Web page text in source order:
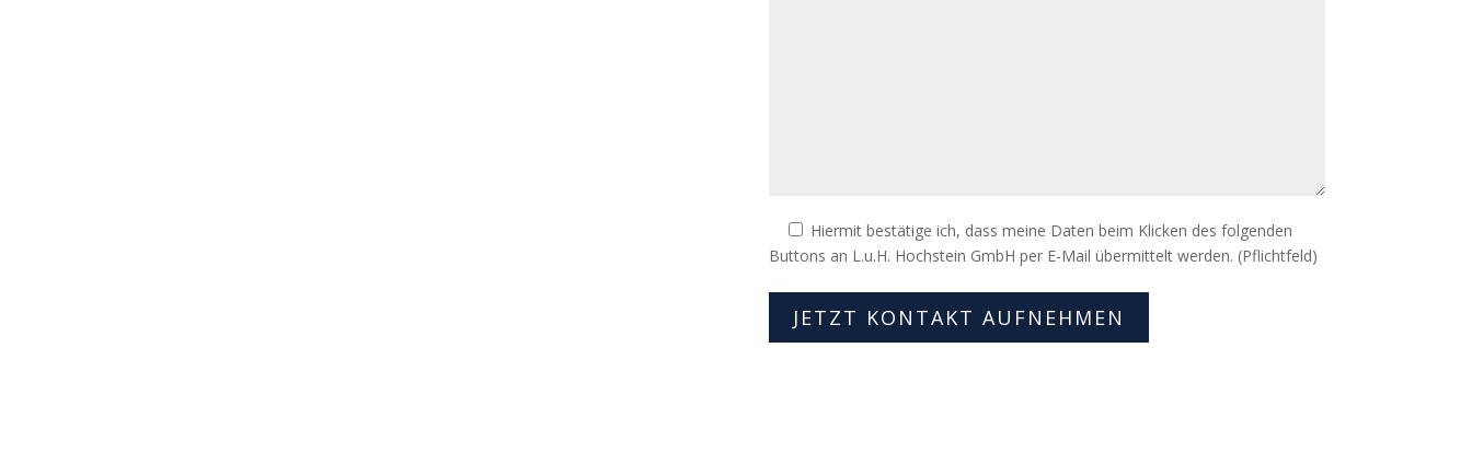
Hiermit bestätige ich, dass meine Daten beim Klicken des folgenden
Buttons an L.u.H. Hochstein GmbH per E-Mail übermittelt werden. (Pflichtfeld)